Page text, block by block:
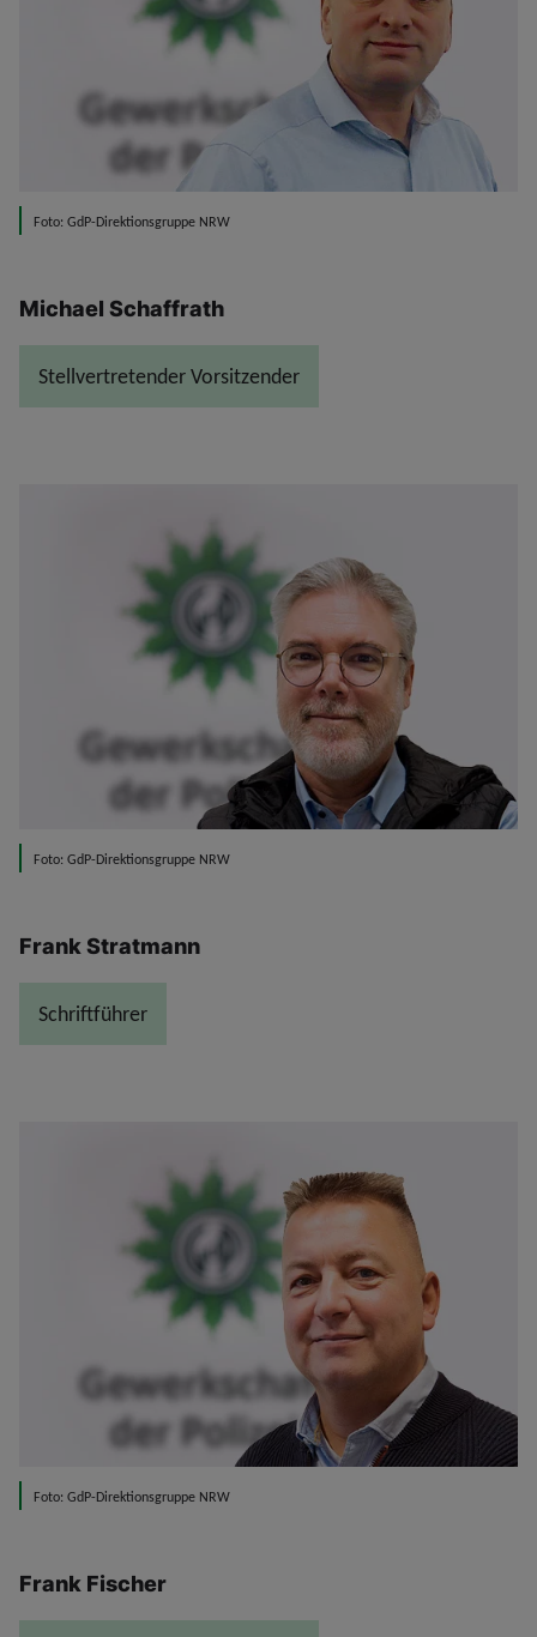
Foto: GdP-Direktionsgruppe NRW
Michael Schaffrath
Stellvertretender Vorsitzender
Foto: GdP-Direktionsgruppe NRW
Frank Stratmann
Schriftführer
Foto: GdP-Direktionsgruppe NRW
Frank Fischer